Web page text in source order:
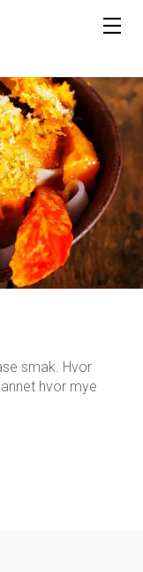
smak. Hvor
hvor mye